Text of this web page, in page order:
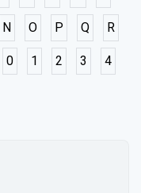
N O P Q R
0 1 2 3 4